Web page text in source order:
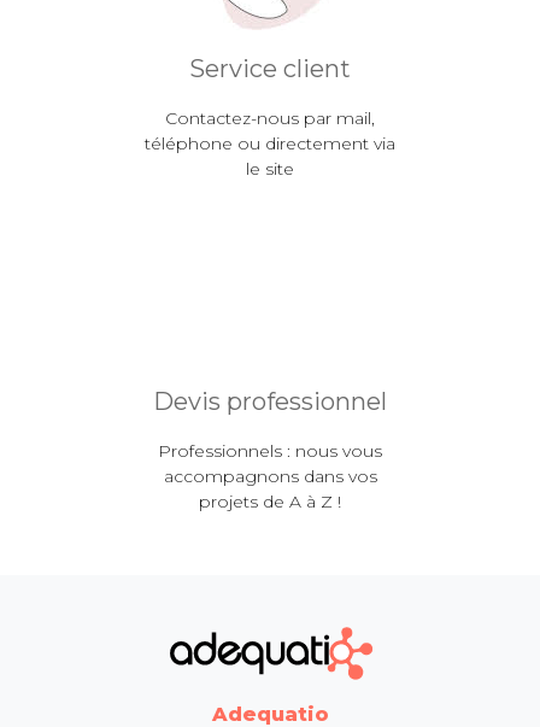
Service client
Contactez-nous par mail,
téléphone ou directement via
le site
Devis professionnel
Professionnels : nous vous
accompagnons dans vos
projets de A à Z !
Adequatio